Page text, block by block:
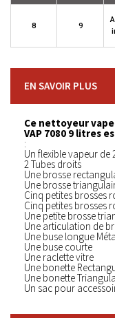
8 9
EN SAVOIR PLUS
Ce nettoyeur
VAP 7080 9 litres
:
Un flexible vapeur de
2 Tubes droits
Une brosse
Une brosse
Cinq petites brosses
Cinq petites brosses
Une petite brosse
Une articulation de
Une buse longue
Une buse courte
Une raclette vitre
Une bonette
Une bonette
Un sac pour